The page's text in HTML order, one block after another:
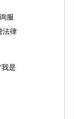
服
法律
是